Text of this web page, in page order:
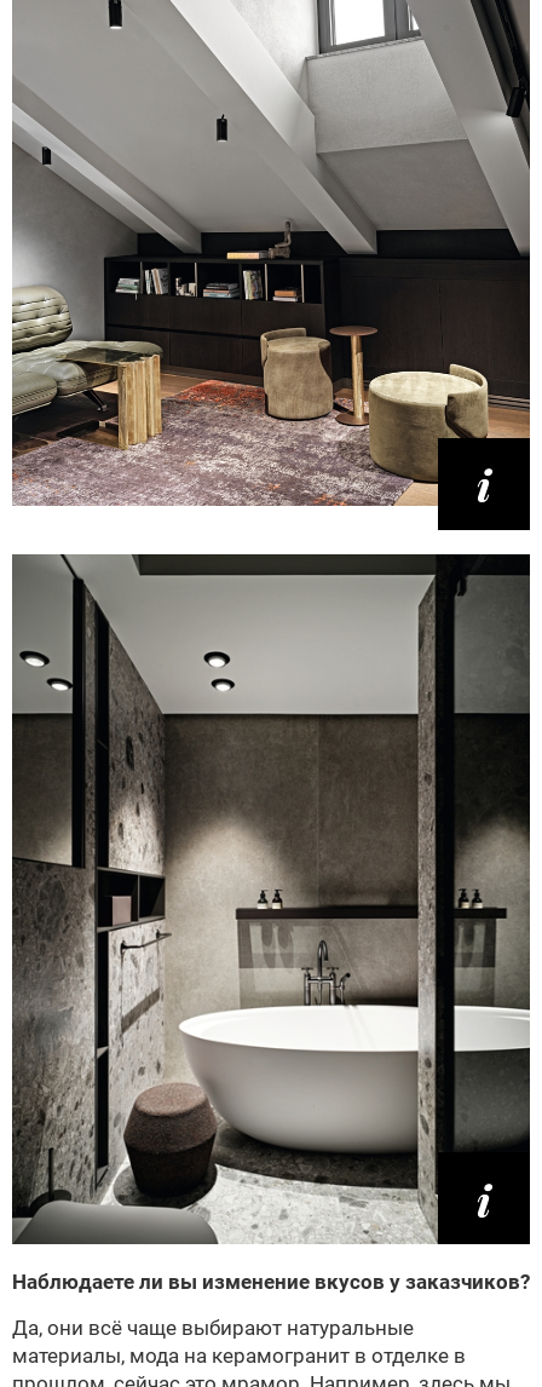
Наблюдаете ли вы изменение вкусов у заказчиков?
Да, они всё чаще выбирают натуральные
материалы, мода на керамогранит в отделке в